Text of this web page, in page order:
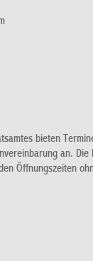
bieten
an. Die
Öffnungszeiten